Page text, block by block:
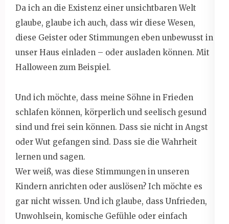
Da ich an die Existenz einer unsichtbaren Welt
glaube, glaube ich auch, dass wir diese Wesen,
diese Geister oder Stimmungen eben unbewusst in
unser Haus einladen – oder ausladen können. Mit
Halloween zum Beispiel.
Und ich möchte, dass meine Söhne in Frieden
schlafen können, körperlich und seelisch gesund
sind und frei sein können. Dass sie nicht in Angst
oder Wut gefangen sind. Dass sie die Wahrheit
lernen und sagen.
Wer weiß, was diese Stimmungen in unseren
Kindern anrichten oder auslösen? Ich möchte es
gar nicht wissen. Und ich glaube, dass Unfrieden,
Unwohlsein, komische Gefühle oder einfach